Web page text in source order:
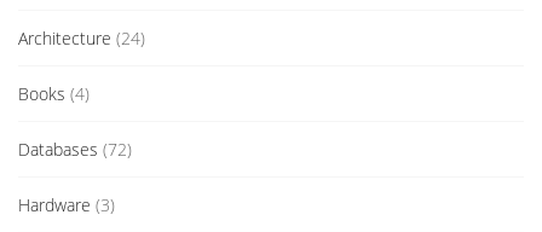
Architecture (24)
Books (4)
Databases (72)
Hardware (3)